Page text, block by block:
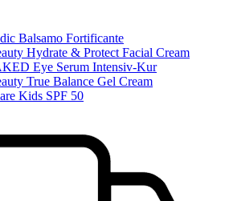
Balsamo Fortificante
Hydrate & Protect Facial Cream
Eye Serum Intensiv-Kur
True Balance Gel Cream
Kids SPF 50